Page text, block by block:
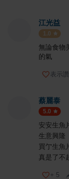
江光益
1.0
無論食物
的氣
表示
蔡麗泰
5.0
安安生魚
生意興隆
買亇生魚
真是了不
+ 5